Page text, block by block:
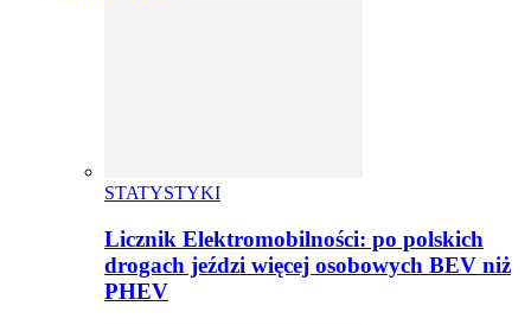
STATYSTYKI
Licznik Elektromobilności: po polskich
drogach jeździ więcej osobowych BEV niż
PHEV